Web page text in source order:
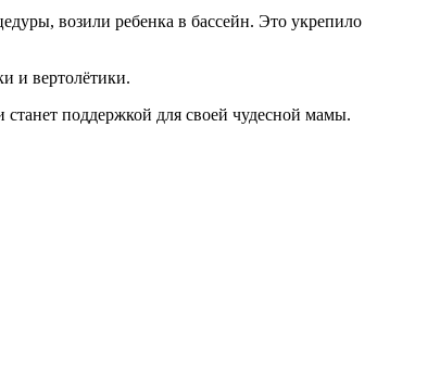
возили ребенка в бассейн. Это укрепило
и вертолётики.
поддержкой для своей чудесной мамы.